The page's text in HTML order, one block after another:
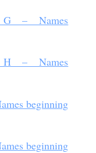
G – Names
H – Names
beginning
beginning